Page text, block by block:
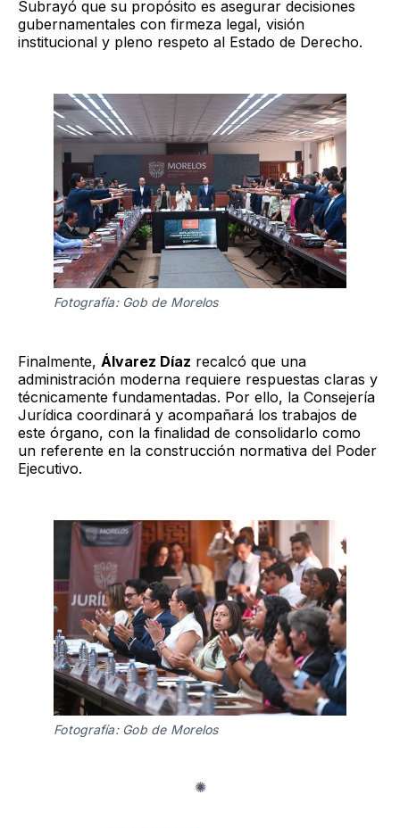
Subrayó que su propósito es asegurar decisiones
gubernamentales con firmeza legal, visión
institucional y pleno respeto al Estado de Derecho.
Fotografía: Gob de Morelos
Finalmente, Álvarez Díaz recalcó que una
administración moderna requiere respuestas claras y
técnicamente fundamentadas. Por ello, la Consejería
Jurídica coordinará y acompañará los trabajos de
este órgano, con la finalidad de consolidarlo como
un referente en la construcción normativa del Poder
Ejecutivo.
Fotografía: Gob de Morelos